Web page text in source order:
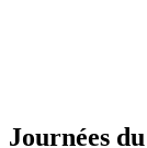
Journées